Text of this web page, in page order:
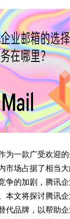
一款广受欢迎的
市场占据了相当
争的加剧，腾讯
本文将探讨腾讯
代品牌，以帮助